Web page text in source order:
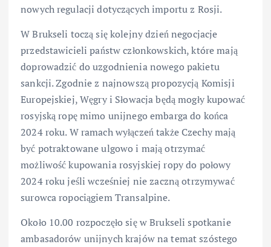
nowych regulacji dotyczących importu z Rosji.
W Brukseli toczą się kolejny dzień negocjacje
przedstawicieli państw członkowskich, które mają
doprowadzić do uzgodnienia nowego pakietu
sankcji. Zgodnie z najnowszą propozycją Komisji
Europejskiej, Węgry i Słowacja będą mogły kupować
rosyjską ropę mimo unijnego embarga do końca
2024 roku. W ramach wyłączeń także Czechy mają
być potraktowane ulgowo i mają otrzymać
możliwość kupowania rosyjskiej ropy do połowy
2024 roku jeśli wcześniej nie zaczną otrzymywać
surowca ropociągiem Transalpine.
Około 10.00 rozpoczęło się w Brukseli spotkanie
ambasadorów unijnych krajów na temat szóstego